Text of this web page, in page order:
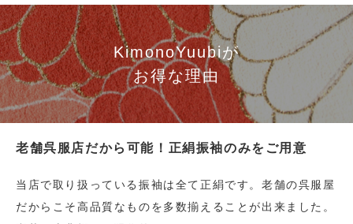
KimonoYuubiが
お得な理由
老舗呉服店だから可能！正絹振袖のみをご用意
当店で取り扱っている振袖は全て正絹です。老舗の呉服屋
だからこそ高品質なものを多数揃えることが出来ました。